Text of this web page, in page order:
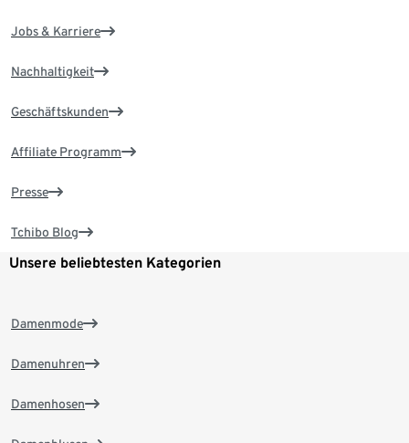
Jobs & Karriere
Nachhaltigkeit
Geschäftskunden
Affiliate Programm
Presse
Tchibo Blog
Unsere beliebtesten Kategorien
Damenmode
Damenuhren
Damenhosen